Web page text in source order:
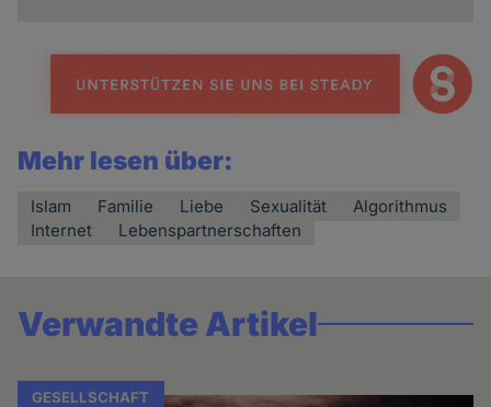
Mehr lesen über:
Islam Familie Liebe Sexualität
Algorithmus
Internet
Lebenspartnerschaften
Verwandte Artikel
GESELLSCHAFT